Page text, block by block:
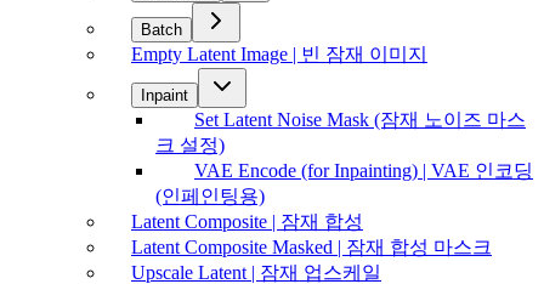
Batch
Empty Latent Image | 빈 잠재 이미지
Inpaint
Set Latent Noise Mask (잠재 노이즈 마스
크 설정)
VAE Encode (for Inpainting) | VAE 인코딩
(인페인팅용)
Latent Composite | 잠재 합성
Latent Composite Masked | 잠재 합성 마스크
Upscale Latent | 잠재 업스케일